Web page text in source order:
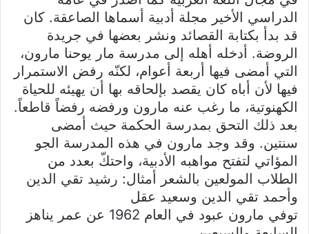
الدراسي الأخير مجلة أدبية أسماها الصاعقة. كان
قد بدأ بكتابة القصائد ونشر بعضها في جريدة
الروضة. أدخله أهله إلى مدرسة مار يوحنا مارون،
التي أمضى فيها أربعة أعوام، لكنّه رفض الاستمرار
فيها لأن أباه كان يقصد بإلحاقه بها أن يهيئه للحياة
الكهنوتية، ما رغب عنه مارون ورفضه رفضاً قاطعاً.
بعد ذلك التحق بمدرسة الحكمة حيث أمضى
سنتين. وقد وجد مارون في هذه المدرسة الجو
المؤاتي لتفتح مواهبه الأدبية، واحتكّ بعدد من
الطلاب المولعين بالشعر أمثال: رشيد تقي الدين
وأحمد تقي الدين وسعيد عقل
توفي مارون عبود في العام 1962 عن عمر يناهز